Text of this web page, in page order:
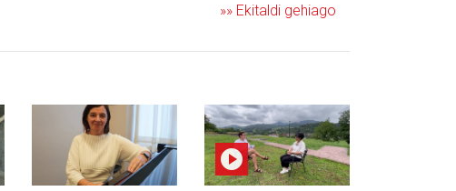
»» Ekitaldi gehiago